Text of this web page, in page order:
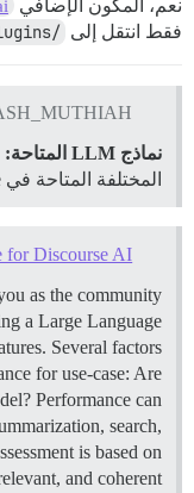
نعم، المكون الإضافي
فقط انتقل إلى /admin/plugins
نماذج LLM المتاحة:
المختلفة المتاحة في Discourse، وكيف أختار بينها؟
Discourse AI?
as the community
a Large Language
Several factors
for use-case: Are
Performance can
search,
is based on
and coherent